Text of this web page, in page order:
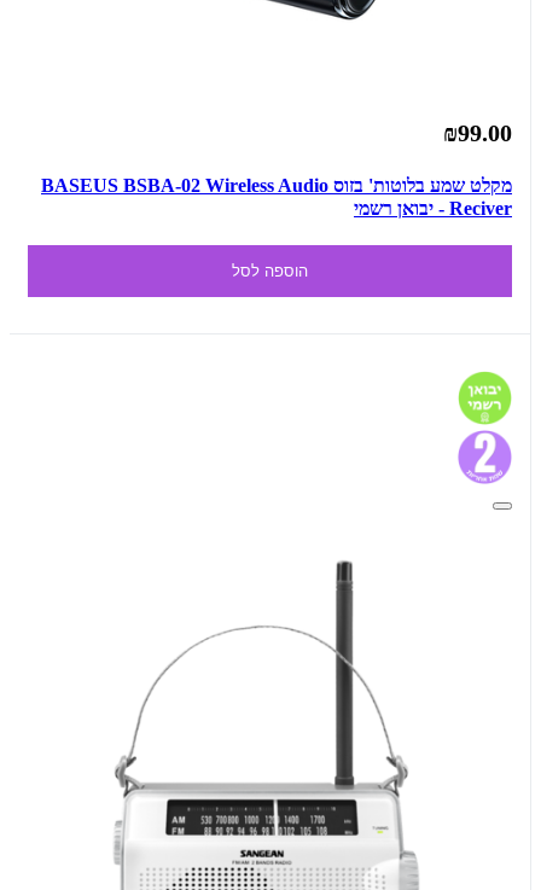
₪99.00
מקלט שמע בלוטות' בזוס BASEUS BSBA-02 Wireless Audio
Reciver - יבואן רשמי
הוספה לסל